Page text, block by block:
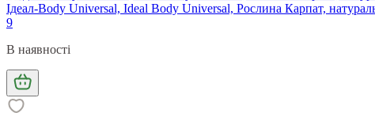
Ідеал-Body Universal, Ideal Body Universal, Рослина Карпат,
9
В наявності